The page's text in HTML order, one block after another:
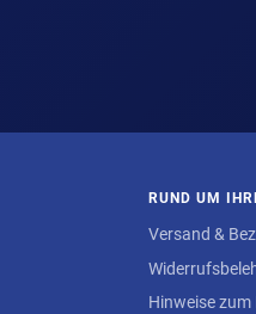
RUND UM
Versand &
Hinweise